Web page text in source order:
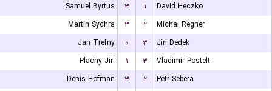
Samuel Byrtus
۳ ۱
David Heczko
Martin Sychra
۳ ۲
Michal Regner
Jan Trefny
۰ ۳
Jiri Dedek
Plachy Jiri
۱ ۳
Vladimir Postelt
Denis Hofman
۳ ۲
Petr Sebera